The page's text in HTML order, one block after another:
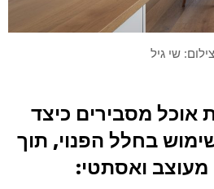
צילום: שי גיל
אוכל מסבירים כיצד
בחלל הפנוי, תוך
ואסתטי: